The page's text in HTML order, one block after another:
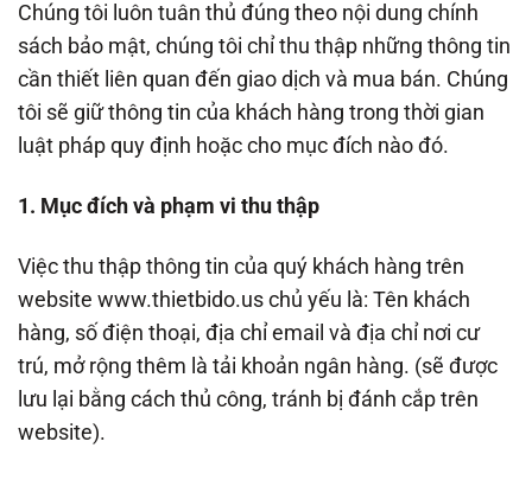
Chúng tôi luôn tuân thủ đúng theo nội dung chính
sách bảo mật, chúng tôi chỉ thu thập những thông tin
cần thiết liên quan đến giao dịch và mua bán. Chúng
tôi sẽ giữ thông tin của khách hàng trong thời gian
luật pháp quy định hoặc cho mục đích nào đó.
1. Mục đích và phạm vi thu thập
Việc thu thập thông tin của quý khách hàng trên
website www.thietbido.us chủ yếu là: Tên khách
hàng, số điện thoại, địa chỉ email và địa chỉ nơi cư
trú, mở rộng thêm là tải khoản ngân hàng. (sẽ được
lưu lại bằng cách thủ công, tránh bị đánh cắp trên
website).